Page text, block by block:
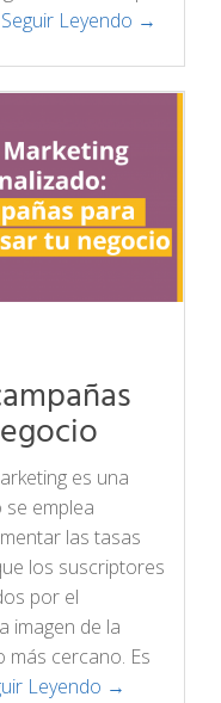
Seguir Leyendo →
es una
emplea
las tasas
los suscriptores
por el
imagen de la
más cercano. Es
Leyendo →